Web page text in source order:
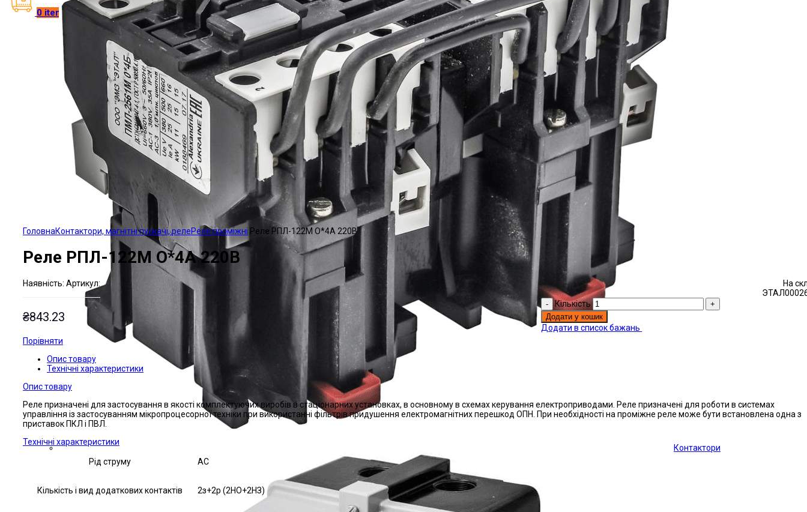
0 items ₴ 0.00
Контактори
ГоловнаКонтактори, магнітні пускачі, релеРеле проміжні Реле РПЛ-122М О*4А 220В
Реле РПЛ-122М О*4А 220В
Наявнiсть: На
Артикул:
₴843.23
Кількість
Додати у кошик
Додати в список бажань
Порівняти
Опис товару
Технічні характеристики
Опис товару
Реле призначені для застосування в якості комплектуючих виробів в стаціонарних установках, в основному в схемах керування електроприводами. Реле призначені для роботи в системах
управління із застосуванням мікропроцесорної техніки при використанні фільтрів придушення електромагнітних перешкод ОПН. При необхідності на проміжне реле може бути встановлена ​​одна з
приставок ПКЛ і ПВЛ.
Технічні характеристики
Рід струму AC
Кількість і вид додаткових контактів 2з+2р (2НО+2НЗ)